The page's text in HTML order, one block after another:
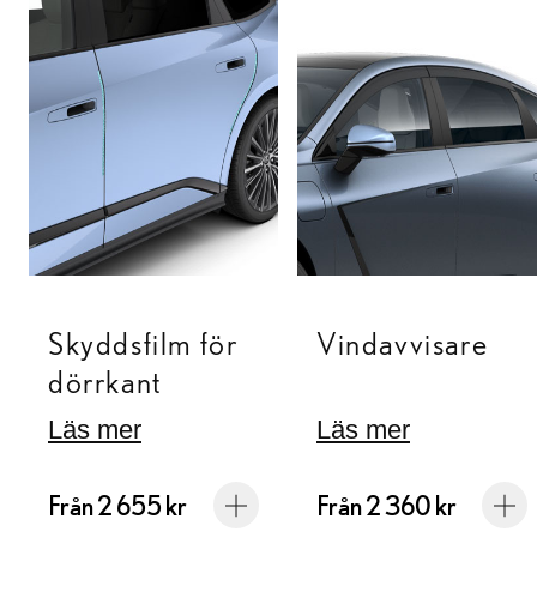
Skyddsfilm för
dörrkant
Läs mer
Från 2 655 kr
Vindavvisare
Läs mer
Från 2 360 kr